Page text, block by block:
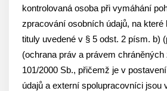
kontrolovaná osoba při vymáhání
zpracování osobních údajů, na které
tituly uvedené v § 5 odst. 2 písm. b)
(ochrana práv a právem
101/2000 Sb., přičemž je v
údajů a externí spolupracovníci jsou